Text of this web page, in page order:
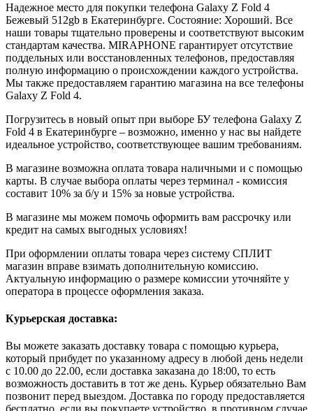
Надежное место для покупки телефона Galaxy Z Fold 4
Бежевый 512gb в Екатеринбурге. Состояние: Хороший. Все
наши товары тщательно проверены и соответствуют высоким
стандартам качества. MIRAPHONE гарантирует отсутствие
поддельных или восстановленных телефонов, предоставляя
полную информацию о происхождении каждого устройства.
Мы также предоставляем гарантию магазина на все телефоны
Galaxy Z Fold 4.
Погрузитесь в новый опыт при выборе БУ телефона Galaxy Z
Fold 4 в Екатеринбурге – возможно, именно у нас вы найдете
идеальное устройство, соответствующее вашим требованиям.
В магазине возможна оплата товара наличными и с помощью
карты. В случае выбора оплаты через терминал - комиссия
составит 10% за б/у и 15% за новые устройства.
В магазине мы можем помочь оформить вам рассрочку или
кредит на самых выгодных условиях!
При оформлении оплаты товара через систему СПЛИТ
магазин вправе взимать дополнительную комиссию.
Актуальную информацию о размере комиссии уточняйте у
оператора в процессе оформления заказа.
Курьерская доставка:
Вы можете заказать доставку товара с помощью курьера,
который прибудет по указанному адресу в любой день недели
с 10.00 до 22.00, если доставка заказана до 18:00, то есть
возможность доставить в тот же день. Курьер обязательно Вам
позвонит перед выездом. Доставка по городу предоставляется